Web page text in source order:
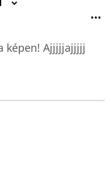
•••
képen! Ajjjjjajjjjj